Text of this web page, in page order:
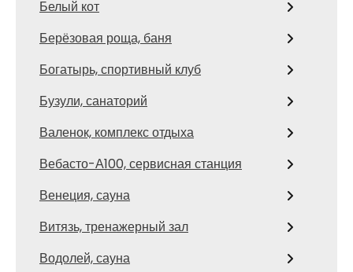
Белый кот
Берёзовая роща, баня
Богатырь, спортивный клуб
Бузули, санаторий
Валенок, комплекс отдыха
Вебасто-А100, сервисная станция
Венеция, сауна
Витязь, тренажерный зал
Водолей, сауна